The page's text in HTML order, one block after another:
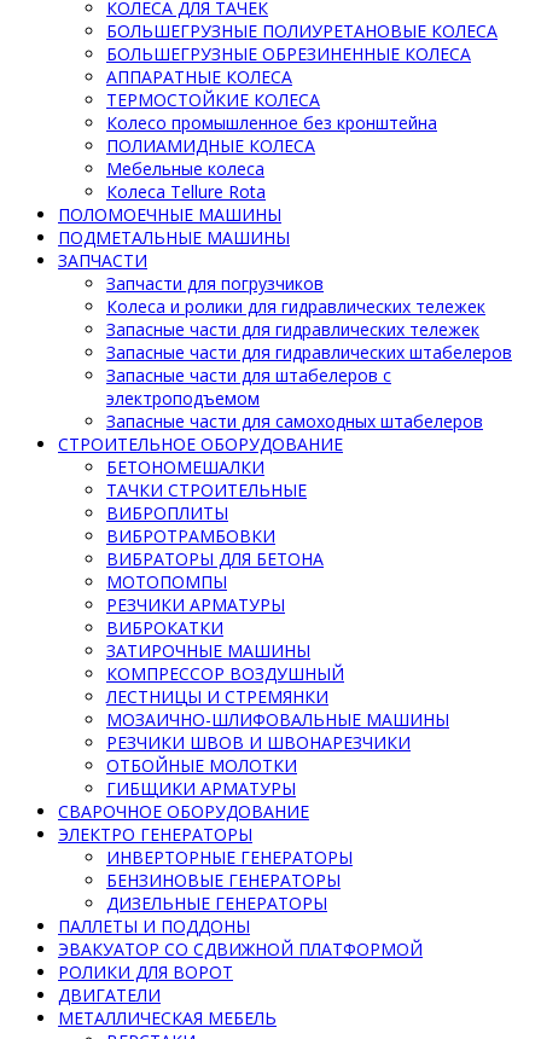
КОЛЕСА ДЛЯ ТАЧЕК
БОЛЬШЕГРУЗНЫЕ ПОЛИУРЕТАНОВЫЕ КОЛЕСА
БОЛЬШЕГРУЗНЫЕ ОБРЕЗИНЕННЫЕ КОЛЕСА
АППАРАТНЫЕ КОЛЕСА
ТЕРМОСТОЙКИЕ КОЛЕСА
Колесо промышленное без кронштейна
ПОЛИАМИДНЫЕ КОЛЕСА
Мебельные колеса
Колеса Tellure Rota
ПОЛОМОЕЧНЫЕ МАШИНЫ
ПОДМЕТАЛЬНЫЕ МАШИНЫ
ЗАПЧАСТИ
Запчасти для погрузчиков
Колеса и ролики для гидравлических тележек
Запасные части для гидравлических тележек
Запасные части для гидравлических штабелеров
Запасные части для штабелеров с
электроподъемом
Запасные части для самоходных штабелеров
СТРОИТЕЛЬНОЕ ОБОРУДОВАНИЕ
БЕТОНОМЕШАЛКИ
ТАЧКИ СТРОИТЕЛЬНЫЕ
ВИБРОПЛИТЫ
ВИБРОТРАМБОВКИ
ВИБРАТОРЫ ДЛЯ БЕТОНА
МОТОПОМПЫ
РЕЗЧИКИ АРМАТУРЫ
ВИБРОКАТКИ
ЗАТИРОЧНЫЕ МАШИНЫ
КОМПРЕССОР ВОЗДУШНЫЙ
ЛЕСТНИЦЫ И СТРЕМЯНКИ
МОЗАИЧНО-ШЛИФОВАЛЬНЫЕ МАШИНЫ
РЕЗЧИКИ ШВОВ И ШВОНАРЕЗЧИКИ
ОТБОЙНЫЕ МОЛОТКИ
ГИБЩИКИ АРМАТУРЫ
СВАРОЧНОЕ ОБОРУДОВАНИЕ
ЭЛЕКТРО ГЕНЕРАТОРЫ
ИНВЕРТОРНЫЕ ГЕНЕРАТОРЫ
БЕНЗИНОВЫЕ ГЕНЕРАТОРЫ
ДИЗЕЛЬНЫЕ ГЕНЕРАТОРЫ
ПАЛЛЕТЫ И ПОДДОНЫ
ЭВАКУАТОР СО СДВИЖНОЙ ПЛАТФОРМОЙ
РОЛИКИ ДЛЯ ВОРОТ
ДВИГАТЕЛИ
МЕТАЛЛИЧЕСКАЯ МЕБЕЛЬ